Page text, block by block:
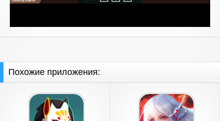
Похожие приложения: